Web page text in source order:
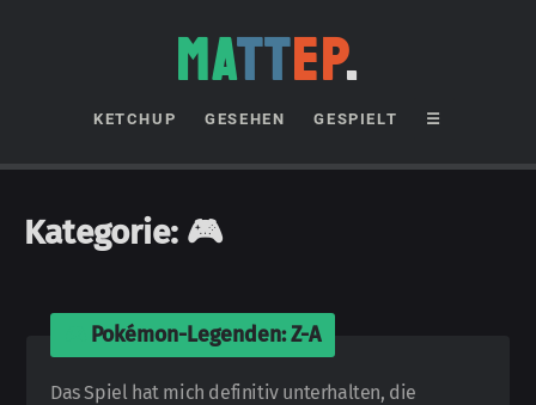
MATTEP.
KETCHUP GESEHEN GESPIELT ☰
Kategorie: 🎮
Pokémon-Legenden: Z-A
Das Spiel hat mich definitiv unterhalten, die